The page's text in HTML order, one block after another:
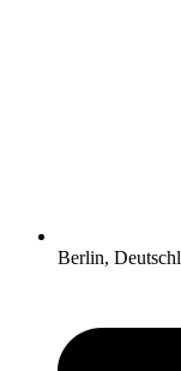
Berlin,